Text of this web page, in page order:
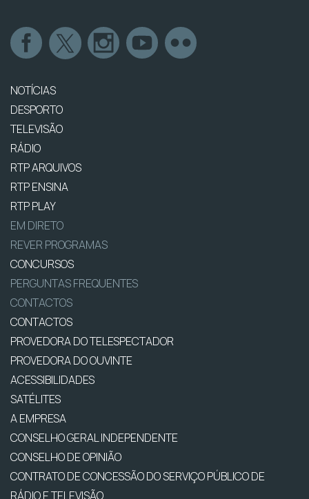
NOTÍCIAS
DESPORTO
TELEVISÃO
RÁDIO
RTP ARQUIVOS
RTP ENSINA
RTP PLAY
EM DIRETO
REVER PROGRAMAS
CONCURSOS
PERGUNTAS FREQUENTES
CONTACTOS
CONTACTOS
PROVEDORA DO TELESPECTADOR
PROVEDORA DO OUVINTE
ACESSIBILIDADES
SATÉLITES
A EMPRESA
CONSELHO GERAL INDEPENDENTE
CONSELHO DE OPINIÃO
CONTRATO DE CONCESSÃO DO SERVIÇO PÚBLICO DE
RÁDIO E TELEVISÃO